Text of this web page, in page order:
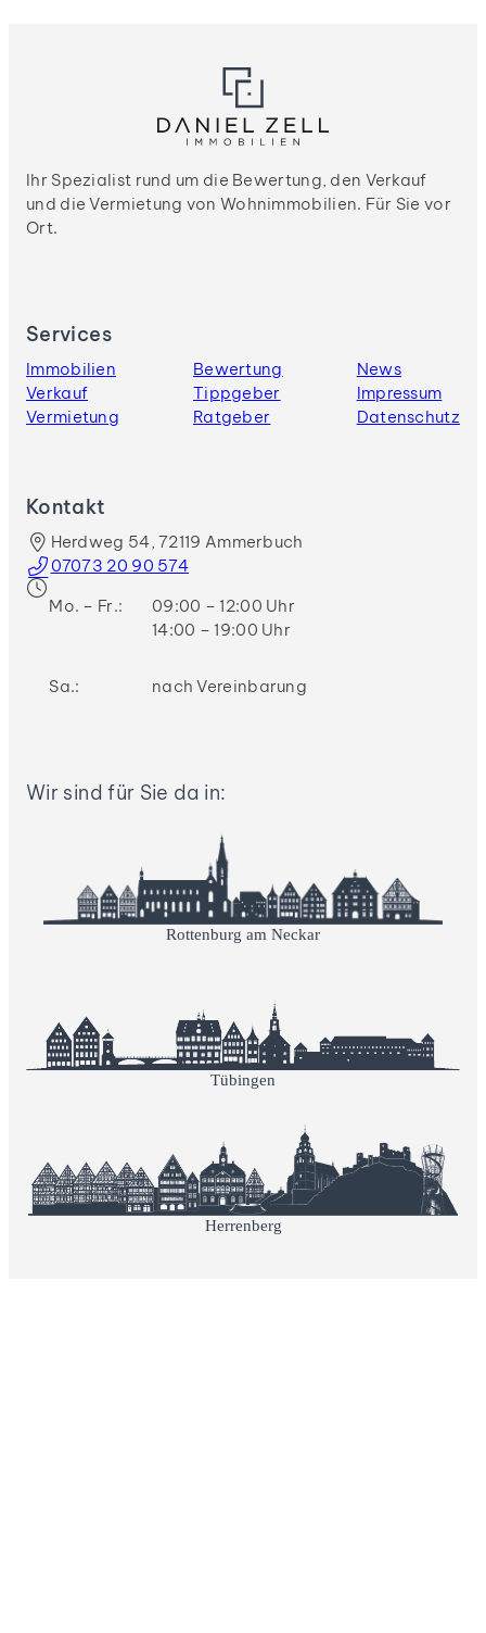
Ihr Spezialist rund um die Bewertung, den Verkauf
und die Vermietung von Wohnimmobilien. Für Sie vor
Ort.
Services
Immobilien
Verkauf
Vermietung
Bewertung
Tippgeber
Ratgeber
News
Impressum
Datenschutz
Kontakt
Herdweg 54, 72119 Ammerbuch
07073 20 90 574
Mo. – Fr.:
09:00 – 12:00 Uhr
14:00 – 19:00 Uhr
Sa.: nach Vereinbarung
Wir sind für Sie da in:
Rottenburg am Neckar
Tübingen
Herrenberg